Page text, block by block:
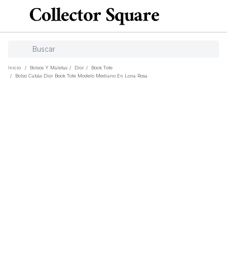
Inicio / Bolsos Y Maletas / Dior /
Book Tote
/
Bolso Cabás Dior Book Tote Modelo Mediano En Lona Rosa